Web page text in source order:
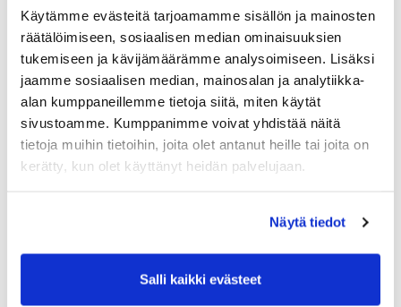
Käytämme evästeitä tarjoamamme sisällön ja mainosten
räätälöimiseen, sosiaalisen median ominaisuuksien
tukemiseen ja kävijämäärämme analysoimiseen. Lisäksi
jaamme sosiaalisen median, mainosalan ja analytiikka-
alan kumppaneillemme tietoja siitä, miten käytät
sivustoamme. Kumppanimme voivat yhdistää näitä
tietoja muihin tietoihin, joita olet antanut heille tai joita on
kerätty, kun olet käyttänyt heidän palvelujaan.
Näytä tiedot
Salli kaikki evästeet